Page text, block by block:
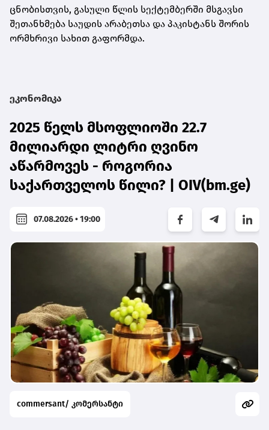
ცნობისთვის, გასული წლის სექტემბერში მსგავსი
შეთანხმება საუდის არაბეთსა და პაკისტანს შორის
ორმხრივი სახით გაფორმდა.
ეკონომიკა
2025 წელს მსოფლიოში 22.7
მილიარდი ლიტრი ღვინო
აწარმოვეს - როგორია
საქართველოს წილი? | OIV(bm.ge)
07.08.2026 • 19:00
commersant/ კომერსანტი